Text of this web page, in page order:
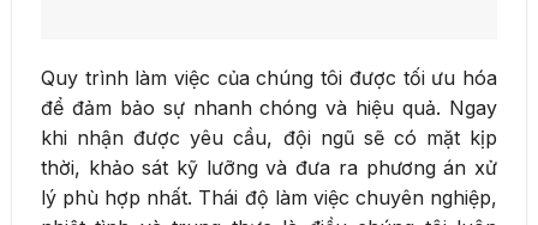
Quy trình làm việc của chúng tôi được tối ưu hóa
để đảm bảo sự nhanh chóng và hiệu quả. Ngay
khi nhận được yêu cầu, đội ngũ sẽ có mặt kịp
thời, khảo sát kỹ lưỡng và đưa ra phương án xử
lý phù hợp nhất. Thái độ làm việc chuyên nghiệp,